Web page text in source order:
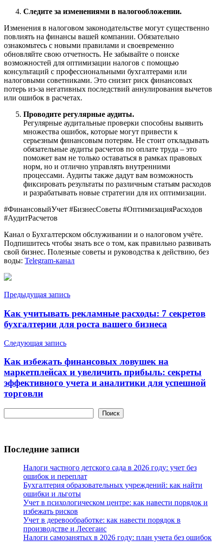
Следите за изменениями в налогообложении.
Изменения в налоговом законодательстве могут существенно
повлиять на финансы вашей компании. Обязательно
ознакомьтесь с новыми правилами и своевременно
обновляйте свою отчетность. Не забывайте о поиске
возможностей для оптимизации налогов с помощью
консультаций с профессиональными бухгалтерами или
налоговыми советниками. Это снизит риск финансовых
потерь из-за негативных последствий аннулирования вычетов
или ошибок в расчетах.
Проводите регулярные аудиты.
Регулярные аудитальные проверки способны выявить
множества ошибок, которые могут привести к
серьезным финансовым потерям. Не стоит откладывать
обязательные аудиты расчетов по оплате труда – это
поможет вам не только оставаться в рамках правовых
норм, но и отлично управлять внутренними
процессами. Аудиты также дадут вам возможность
фиксировать результаты по различным статьям расходов
и разрабатывать новые стратегии для их оптимизации.
#ФинансовыйУчет #БизнесСоветы #ОптимизацияРасходов
#АудитРасчетов
Канал о Бухгалтерском обслуживании и о налоговом учёте.
Подпишитесь чтобы знать все о том, как правильно развивать
свой бизнес. Полезные советы и руководства к действию, без
воды: Telegram-канал
Навигация
по
записям
Предыдущая запись
Как учитывать рекламные расходы: 7 секретов
бухгалтерии для роста вашего бизнеса
Следующая запись
Как избежать финансовых ловушек на
маркетплейсах и увеличить прибыль: секреты
эффективного учета и аналитики для успешной
торговли
Поиск
Последние записи
Налоги частного детского сада в 2026 году: учет без
ошибок и переплат
Бухгалтерия образовательных учреждений: как найти
ошибки и льготы
Учет в психологическом центре: как навести порядок и
избежать рисков
Учет в деревообработке: как навести порядок в
производстве и Лесегаис
Налоги самозанятых в 2026 году: план учета без ошибок